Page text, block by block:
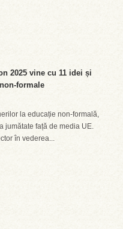
2025 vine cu 11 idei și
formale
la educație non-formală,
jumătate față de media UE.
în vederea...